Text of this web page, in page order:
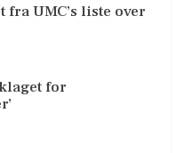
UMC’s liste over
for